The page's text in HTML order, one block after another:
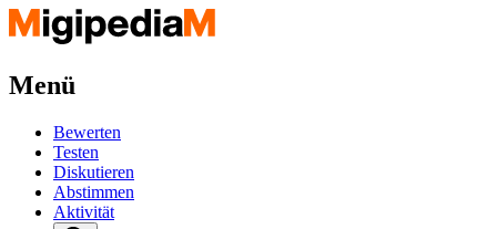
Menü
Bewerten
Testen
Diskutieren
Abstimmen
Aktivität